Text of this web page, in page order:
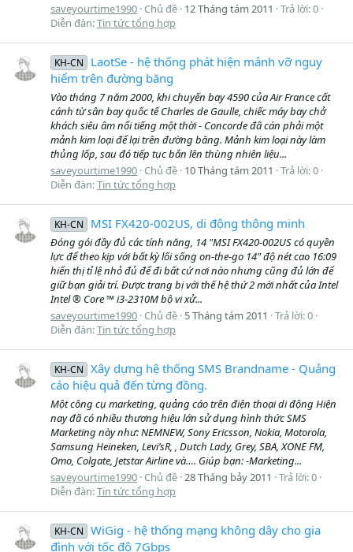
saveyourtime1990 Chủ đề 12 Tháng tám 2011
Trả lời: 0
Diễn đàn:Tin tức tổng hợp
KH-CN
LaotSe - hệ thống phát hiện mảnh vỡ nguy
hiểm trên đường băng
Vào tháng 7 năm 2000, khi chuyến bay 4590 của Air France cất
cánh từ sân bay quốc tế Charles de Gaulle, chiếc máy bay chở
khách siêu âm nổi tiếng một thời - Concorde đã cán phải một
mảnh kim loại để lại trên đường băng. Mảnh kim loại này làm
thủng lốp, sau đó tiếp tục bắn lên thùng nhiên liệu...
saveyourtime1990 Chủ đề 10 Tháng tám 2011
Trả lời: 0
Diễn đàn:Tin tức tổng hợp
KH-CN MSI FX420-002US, di động thông minh
Đóng gói đầy đủ các tính năng, 14 "MSI FX420-002US có quyền
lực để theo kịp với bất kỳ lối sống on-the-go 14" độ nét cao 16:09
hiển thị tỉ lệ nhỏ đủ để đi bất cứ nơi nào nhưng cũng đủ lớn để
giữ bạn giải trí. Được trang bị với thế hệ thứ 2 mới nhất của Intel
Intel ® Core ™ i3-2310M bộ vi xử...
saveyourtime1990 Chủ đề 5 Tháng tám 2011
Trả lời: 0
Diễn đàn:Tin tức tổng hợp
KH-CN
Xây dựng hệ thống SMS Brandname - Quảng
cáo hiệu quả đến từng đồng.
Một công cụ marketing, quảng cáo trên điện thoại di động Hiện
nay đã có nhiều thương hiệu lớn sử dụng hình thức SMS
Marketing này như: NEMNEW, Sony Ericsson, Nokia, Motorola,
Samsung Heineken, Levi’sR, , Dutch Lady, Grey, SBA, XONE FM,
Omo, Colgate, Jetstar Airline và…. Giúp bạn: -Marketing...
saveyourtime1990 Chủ đề 28 Tháng bảy 2011
Trả lời: 0
Diễn đàn:Tin tức tổng hợp
KH-CN
WiGig - hệ thống mạng không dây cho gia
đình với tốc độ 7Gbps